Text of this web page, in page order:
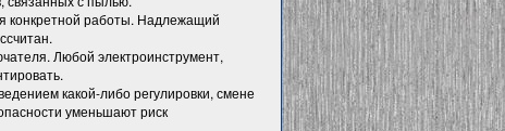
конкретной работы. Надлежащий
Любой электроинструмент,
какой-либо регулировки, смене
уменьшают риск